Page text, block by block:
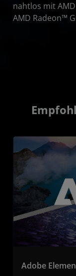
nahtlos mit
AMD Radeon™
Adobe